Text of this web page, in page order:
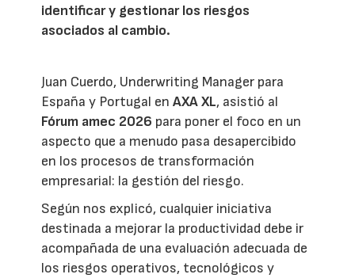
identificar y gestionar los riesgos
asociados al cambio.
Juan Cuerdo, Underwriting Manager para
España y Portugal enAXA XL, asistió al
Fórum amec 2026 para poner el foco en un
aspecto que a menudo pasa desapercibido
en los procesos de transformación
empresarial: la gestión del riesgo.
Según nos explicó, cualquier iniciativa
destinada a mejorar la productividad debe ir
acompañada de una evaluación adecuada de
los riesgos operativos, tecnológicos y